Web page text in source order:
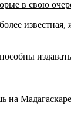
в свою
на